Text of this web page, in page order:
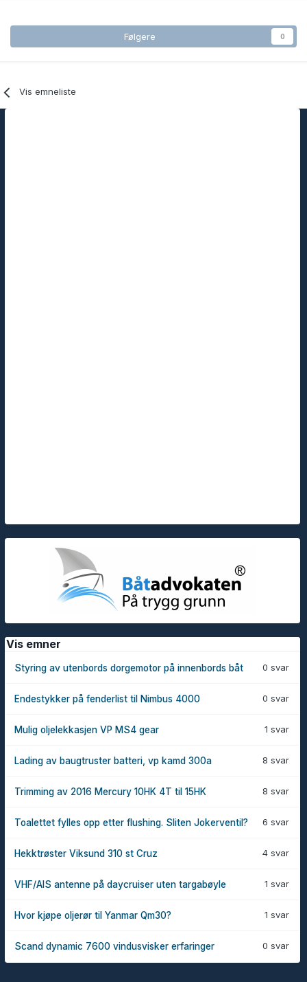
Følgere 0
Vis emneliste
Vis emner
0 svar
Styring av utenbords dorgemotor på innenbords båt
0 svar
Endestykker på fenderlist til Nimbus 4000
1 svar
Mulig oljelekkasjen VP MS4 gear
8 svar
Lading av baugtruster batteri, vp kamd 300a
8 svar
Trimming av 2016 Mercury 10HK 4T til 15HK
6 svar
Toalettet fylles opp etter flushing. Sliten Jokerventil?
4 svar
Hekktrøster Viksund 310 st Cruz
1 svar
VHF/AIS antenne på daycruiser uten targabøyle
1 svar
Hvor kjøpe oljerør til Yanmar Qm30?
0 svar
Scand dynamic 7600 vindusvisker erfaringer